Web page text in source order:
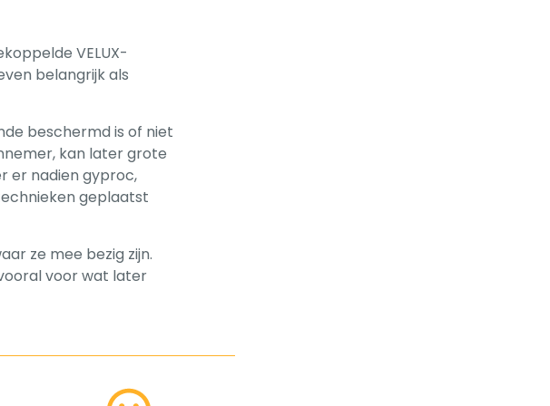
VELUX-
belangrijk als
beschermd is of niet
kan later grote
er nadien gyproc,
geplaatst
ze mee bezig zijn.
voor wat later